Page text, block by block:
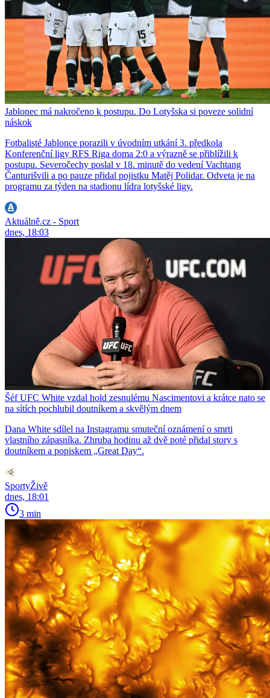
Jablonec má nakročeno k postupu. Do Lotyšska si poveze solidní
náskok
Fotbalisté Jablonce porazili v úvodním utkání 3. předkola
Konferenční ligy RFS Riga doma 2:0 a výrazně se přiblížili k
postupu. Severočechy poslal v 18. minutě do vedení Vachtang
Čanturišvili a po pauze přidal pojistku Matěj Polidar. Odveta je na
programu za týden na stadionu lídra lotyšské ligy.
Aktuálně.cz - Sport
dnes, 18:03
Šéf UFC White vzdal hold zesnulému Nascimentovi a krátce nato se
na sítích pochlubil doutníkem a skvělým dnem
Dana White sdílel na Instagramu smuteční oznámení o smrti
vlastního zápasníka. Zhruba hodinu až dvě poté přidal story s
doutníkem a popiskem „Great Day“.
SportyŽivě
dnes, 18:01
3 min